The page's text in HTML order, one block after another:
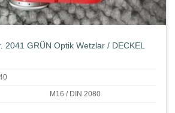
2041 GRÜN Optik Wetzlar / DECKEL
M16 / DIN 2080